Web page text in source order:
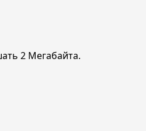
2 Мегабайта.